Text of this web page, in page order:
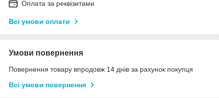
Оплата за реквізитами
Всі умови оплати
Умови повернення
Повернення товару впродовж 14 днів за рахунок покупця
Всі умови повернення